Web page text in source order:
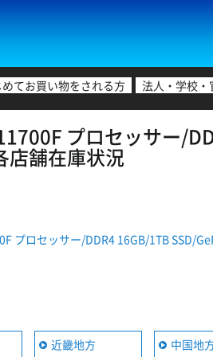
てお買い物をされる方 法人・学校
プロセッサー/
舗在庫状況
プロセッサー/DDR4 16GB/1TB SSD/
近畿地方 中国地